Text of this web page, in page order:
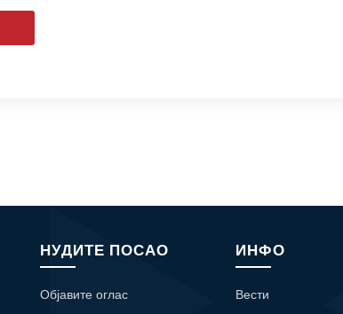
НУДИТЕ ПОСАО
Објавите оглас
ИНФО
Вести